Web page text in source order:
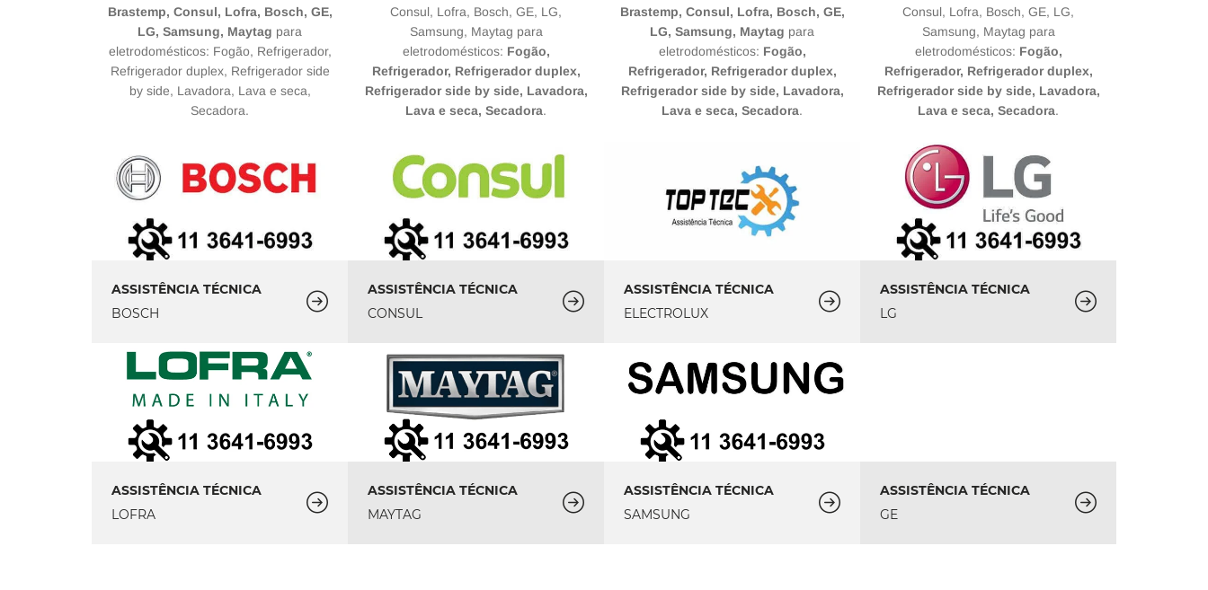
Brastemp, Consul, Lofra, Bosch, GE,
LG, Samsung, Maytag para
eletrodomésticos: Fogão, Refrigerador,
Refrigerador duplex, Refrigerador side
by side, Lavadora, Lava e seca,
Secadora.
Consul, Lofra, Bosch, GE, LG,
Samsung, Maytag para
eletrodomésticos: Fogão,
Refrigerador, Refrigerador duplex,
Refrigerador side by side, Lavadora,
Lava e seca, Secadora.
Brastemp, Consul, Lofra, Bosch, GE,
LG, Samsung, Maytag para
eletrodomésticos: Fogão,
Refrigerador, Refrigerador duplex,
Refrigerador side by side, Lavadora,
Lava e seca, Secadora.
Consul, Lofra, Bosch, GE, LG,
Samsung, Maytag para
eletrodomésticos: Fogão,
Refrigerador, Refrigerador duplex,
Refrigerador side by side, Lavadora,
Lava e seca, Secadora.
ASSISTÊNCIA TÉCNICA
BOSCH
ASSISTÊNCIA TÉCNICA
CONSUL
ASSISTÊNCIA TÉCNICA
ELECTROLUX
ASSISTÊNCIA TÉCNICA
LG
ASSISTÊNCIA TÉCNICA
LOFRA
ASSISTÊNCIA TÉCNICA
MAYTAG
ASSISTÊNCIA TÉCNICA
SAMSUNG
ASSISTÊNCIA TÉCNICA
GE